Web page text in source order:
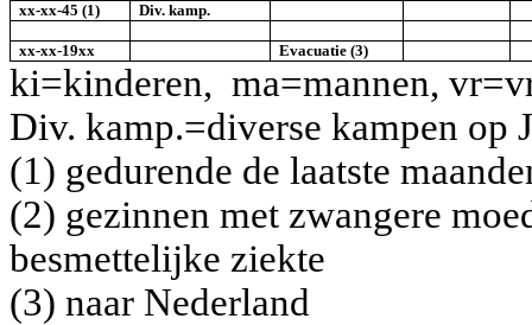
xx-xx-45 (1)
Div. kamp.
xx-xx-19xx Evacuatie (3)
ki=kinderen, ma=mannen,
Div. kamp.=diverse kampen op
(1) gedurende de laatste
(2) gezinnen met zwangere
besmettelijke ziekte
(3) naar Nederland